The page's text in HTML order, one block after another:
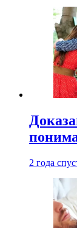
2 года